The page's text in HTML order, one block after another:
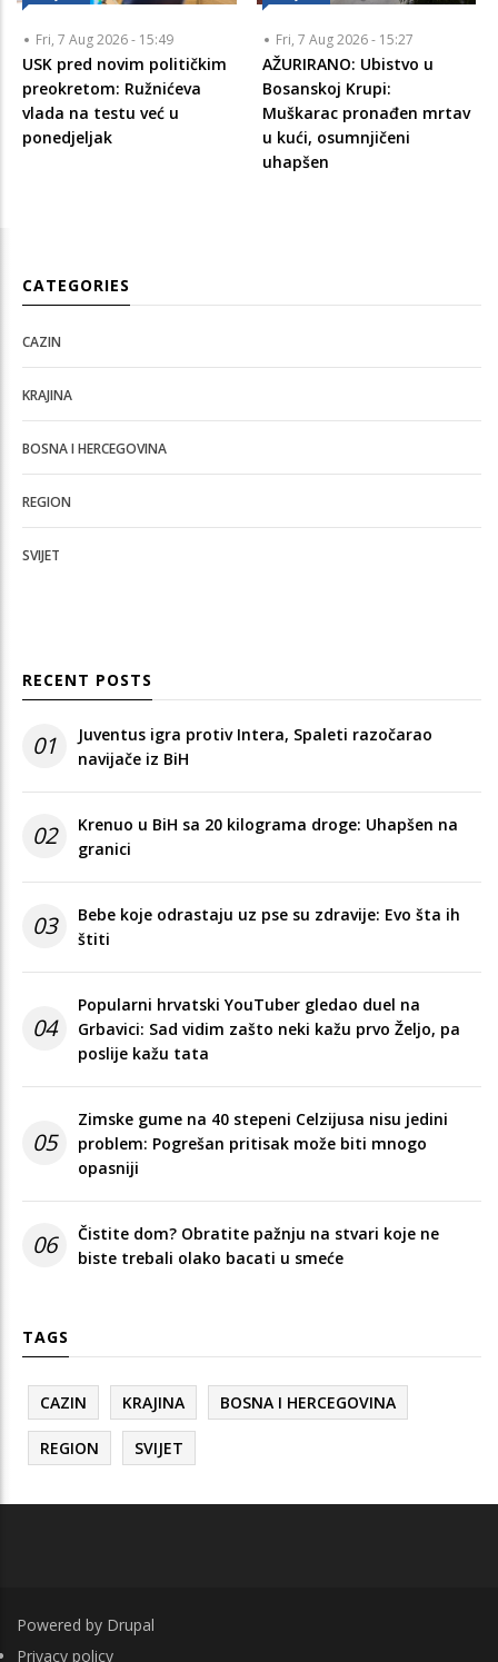
Fri, 7 Aug 2026 - 15:49
USK pred novim političkim
preokretom: Ružnićeva
vlada na testu već u
ponedjeljak
Fri, 7 Aug 2026 - 15:27
AŽURIRANO: Ubistvo u
Bosanskoj Krupi:
Muškarac pronađen mrtav
u kući, osumnjičeni
uhapšen
CATEGORIES
CAZIN
KRAJINA
BOSNA I HERCEGOVINA
REGION
SVIJET
RECENT POSTS
01
Juventus igra protiv Intera, Spaleti razočarao
navijače iz BiH
02
Krenuo u BiH sa 20 kilograma droge: Uhapšen na
granici
03
Bebe koje odrastaju uz pse su zdravije: Evo šta ih
štiti
04
Popularni hrvatski YouTuber gledao duel na
Grbavici: Sad vidim zašto neki kažu prvo Željo, pa
poslije kažu tata
05
Zimske gume na 40 stepeni Celzijusa nisu jedini
problem: Pogrešan pritisak može biti mnogo
opasniji
06
Čistite dom? Obratite pažnju na stvari koje ne
biste trebali olako bacati u smeće
TAGS
CAZIN KRAJINA BOSNA I HERCEGOVINA
REGION SVIJET
Powered by Drupal
FOOTER
Privacy policy